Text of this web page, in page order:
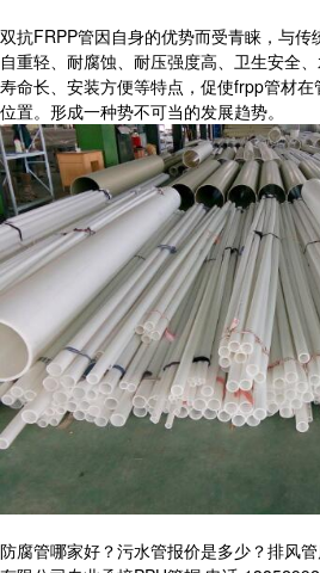
双抗FRPP管因自身的优势而受青睐，与
自重轻、耐腐蚀、耐压强度高、卫生安全
寿命长、安装方便等特点，促使frpp管材
位置。形成一种势不可当的发展趋势。
防腐管哪家好？污水管报价是多少？排风